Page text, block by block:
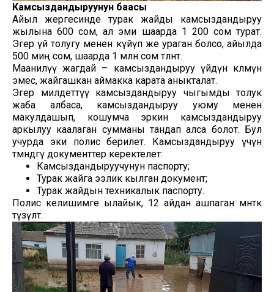
Камсыздандыруунун баасы
Айыл жергесинде турак жайды камсыздандыруу
жылына 600 сом, ал эми шаарда 1 200 сом турат.
Эгер үй толугу менен күйүп же ураган болсо, айылда
500 миң сом, шаарда 1 млн сом төлөнөт.
Маанилүү жагдай – камсыздандыруу үйдүн көлөмүнө
эмес, жайгашкан аймакка карата аныкталат.
Эгер милдеттүү камсыздандыруу чыгымды толук
жаба албаса, камсыздандыруу уюму менен
макулдашып, кошумча эркин камсыздандыруу
аркылуу каалаган сумманы тандап алса болот. Бул
учурда эки полис берилет. Камсыздандыруу үчүн
төмөндөгү документтер керектелет:
Камсыздандыруучунун паспорту;
Турак жайга ээлик кылган документ;
Турак жайдын техникалык паспорту.
Полис келишимге ылайык, 12 айдан ашпаган мөөнөткө
түзүлөт.